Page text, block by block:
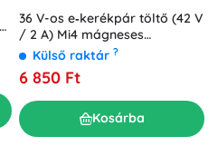
36 V-os e‑kerékpár töltő (42 V
/ 2 A) Mi4 mágneses
csatlakozóval + tápkábel
Külső raktár ?
6 850 Ft
Kosárba